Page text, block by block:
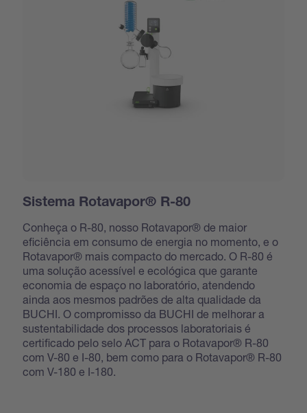
Sistema Rotavapor® R-80
Conheça o R-80, nosso Rotavapor® de maior
eficiência em consumo de energia no momento, e o
Rotavapor® mais compacto do mercado. O R-80 é
uma solução acessível e ecológica que garante
economia de espaço no laboratório, atendendo
ainda aos mesmos padrões de alta qualidade da
BUCHI. O compromisso da BUCHI de melhorar a
sustentabilidade dos processos laboratoriais é
certificado pelo selo ACT para o Rotavapor® R-80
com V-80 e I-80, bem como para o Rotavapor® R-80
com V-180 e I-180.